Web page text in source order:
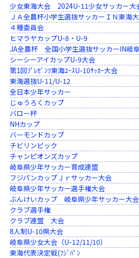
少女東海大会 2024U-11少女サッカー
ＪＡ全農杯小学生選抜サッカーＩＮ東海
４種委員会
ヒマラヤカップU-8・U-9
JA全農杯 全国小学生選抜サッカーIN岐
シーシーアイカップU-9大会
第1回ﾌﾟﾚｾﾞﾝﾂ東海ﾕｰｽU-10ｻｯｶｰ大会
東海選抜U-11/U-12
全日本少年サッカー
じゅうろくカップ
バロー杯
NHカップ
バーモンドカップ
チビリンピック
チャンピオンズカップ
岐阜県少年サッカー育成連盟
フジパンカップＪｒサッカー大会
岐阜県少年サッカー選手権大会
ぶんけいカップ 岐阜県少年サッカー大会
クラブ選手権
クラブ連盟 大会
8人制U-10県大会
岐阜県少女大会（U-12/11/10）
東海代表決定戦(ﾌｼﾞﾊﾟﾝ